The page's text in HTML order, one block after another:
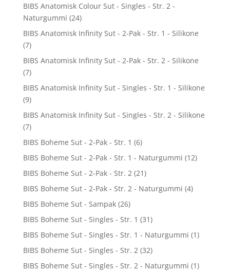
BIBS Anatomisk Colour Sut - Singles - Str. 2 -
Naturgummi (24)
BIBS Anatomisk Infinity Sut - 2-Pak - Str. 1 - Silikone
(7)
BIBS Anatomisk Infinity Sut - 2-Pak - Str. 2 - Silikone
(7)
BIBS Anatomisk Infinity Sut - Singles - Str. 1 - Silikone
(9)
BIBS Anatomisk Infinity Sut - Singles - Str. 2 - Silikone
(7)
BIBS Boheme Sut - 2-Pak - Str. 1 (6)
BIBS Boheme Sut - 2-Pak - Str. 1 - Naturgummi (12)
BIBS Boheme Sut - 2-Pak - Str. 2 (21)
BIBS Boheme Sut - 2-Pak - Str. 2 - Naturgummi (4)
BIBS Boheme Sut - Sampak (26)
BIBS Boheme Sut - Singles - Str. 1 (31)
BIBS Boheme Sut - Singles - Str. 1 - Naturgummi (1)
BIBS Boheme Sut - Singles - Str. 2 (32)
BIBS Boheme Sut - Singles - Str. 2 - Naturgummi (1)